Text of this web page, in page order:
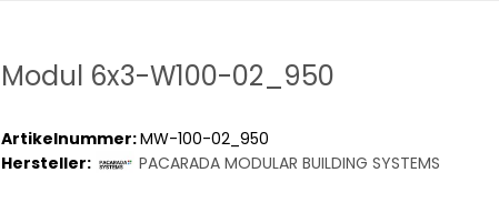
Modul 6x3-W100-02_950
Artikelnummer:MW-100-02_950
Hersteller:
PACARADA MODULAR BUILDING SYSTEMS